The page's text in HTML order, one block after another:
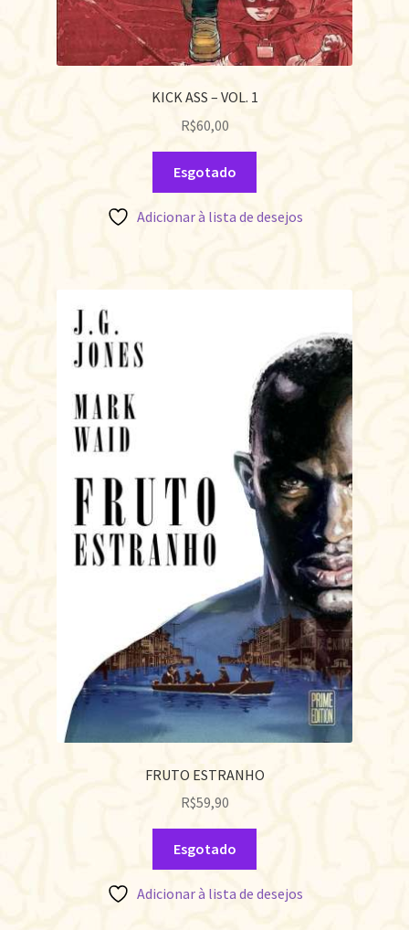
KICK ASS – VOL. 1
R$60,00
Esgotado
Adicionar à lista de desejos
FRUTO ESTRANHO
R$59,90
Esgotado
Adicionar à lista de desejos